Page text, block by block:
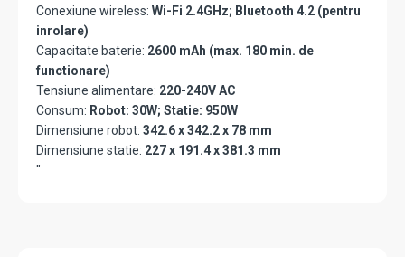
Conexiune wireless: Wi-Fi 2.4GHz; Bluetooth 4.2 (pentru
inrolare)
Capacitate baterie: 2600 mAh (max. 180 min. de
functionare)
Tensiune alimentare: 220-240V AC
Consum: Robot: 30W; Statie: 950W
Dimensiune robot: 342.6 x 342.2 x 78 mm
Dimensiune statie: 227 x 191.4 x 381.3 mm
"